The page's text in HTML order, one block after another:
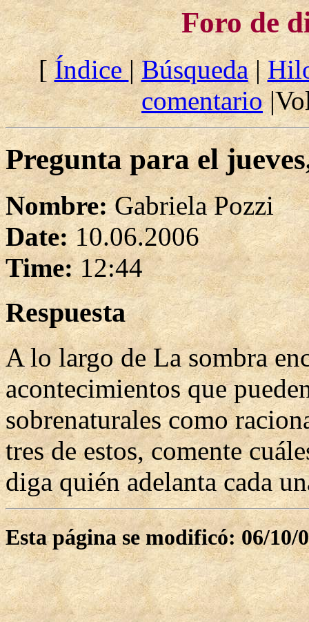
Foro de
[Índice|Búsqueda|
comentario
Pregunta para el
Nombre:Gabriela Pozzi
Date:10.06.2006
Time:12:44
Respuesta
A lo largo de La sombra
acontecimientos que
sobrenaturales como
tres de estos, comente
diga quién adelanta cada
Esta página se modificó: 06/10/